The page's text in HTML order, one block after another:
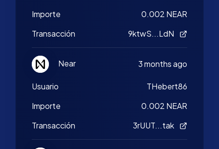
Importe
0.002 NEAR
Transacción
9ktwS...LdN
Near 3 months ago
Usuario
THebert86
Importe
0.002 NEAR
Transacción
3rUUT...tak